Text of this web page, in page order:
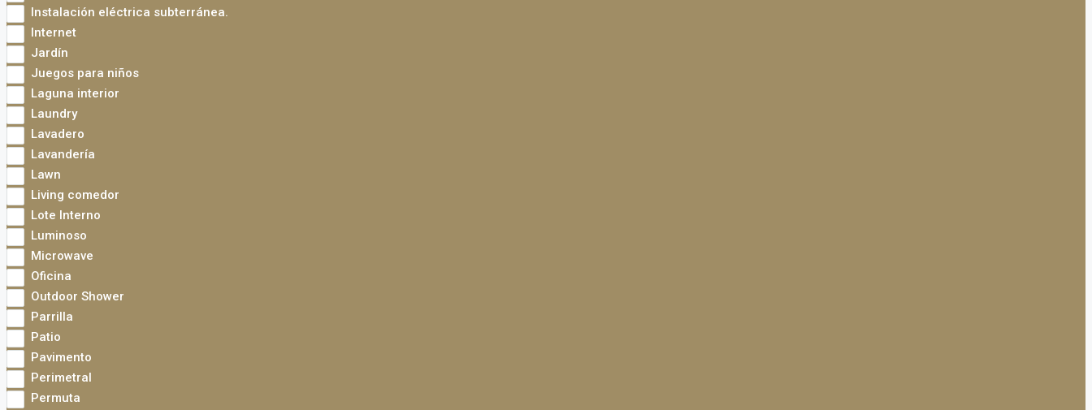
Instalación eléctrica subterránea.
Internet
Jardín
Juegos para niños
Laguna interior
Laundry
Lavadero
Lavandería
Lawn
Living comedor
Lote Interno
Luminoso
Microwave
Oficina
Outdoor Shower
Parrilla
Patio
Pavimento
Perimetral
Permuta